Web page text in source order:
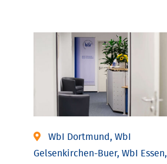
WbI Dortmund, WbI
Gelsenkirchen-Buer, WbI Essen,